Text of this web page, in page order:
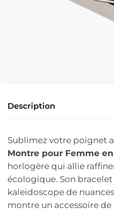
Description
Sublimez votre poignet
Montre pour Femme
horlogère qui allie
écologique. Son
kaleidoscope de
montre un accessoire